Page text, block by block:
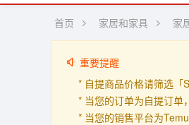
首页 家居和家具 家
重要提醒
* 自提商品价格请筛选「
* 当您的订单为自提订单
* 当您的销售平台为